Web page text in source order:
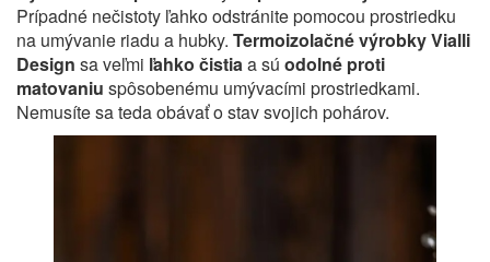
Prípadné nečistoty ľahko odstránite pomocou prostriedku
na umývanie riadu a hubky. Termoizolačné výrobky Vialli
Design sa veľmi ľahko čistiaa sú odolné proti
matovaniu spôsobenému umývacími prostriedkami.
Nemusíte sa teda obávať o stav svojich pohárov.